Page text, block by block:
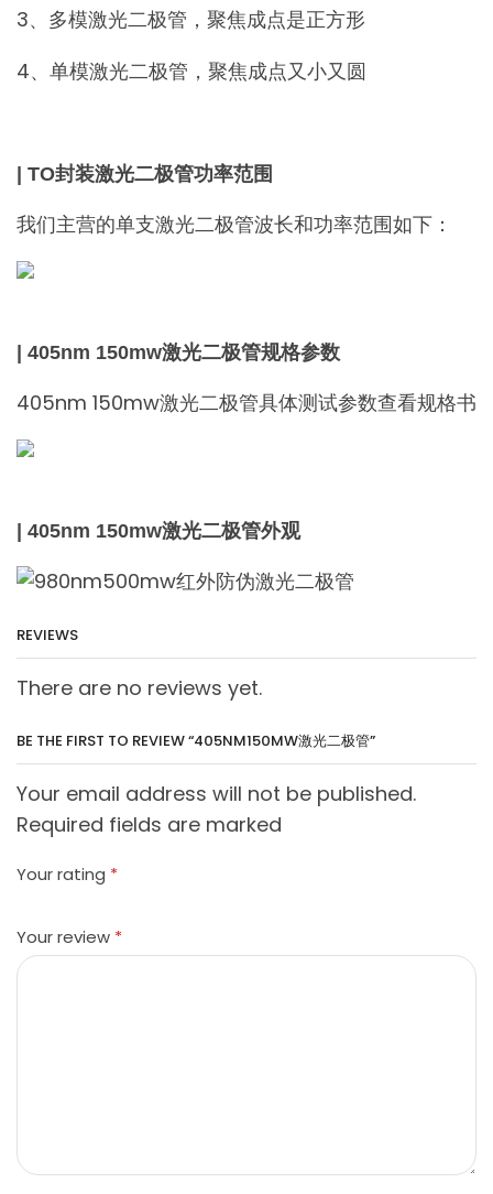
3、多模激光二极管，聚焦成点是正方形
4、单模激光二极管，聚焦成点又小又圆
| TO封装激光二极管功率范围
我们主营的单支激光二极管波长和功率范围如下：
| 405nm 150mw激光二极管规格参数
405nm 150mw激光二极管具体测试参数查看规格书
| 405nm 150mw激光二极管外观
REVIEWS
There are no reviews yet.
BE THE FIRST TO REVIEW “405NM150MW激光二极管”
Your email address will not be published.
Required fields are marked
Your rating *
Your review *